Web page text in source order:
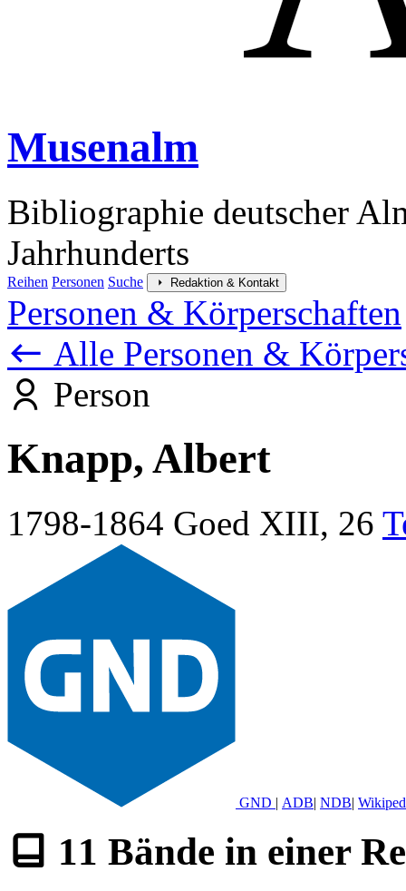
Musenalm
Bibliographie deutscher
Jahrhunderts
Reihen Personen Suche Redaktion & Kontakt
Personen & Körperschaften
Alle Personen &
Person
Knapp, Albert
1798-1864 Goed XIII, 26
GND | ADB| NDB|
11 Bände in einer